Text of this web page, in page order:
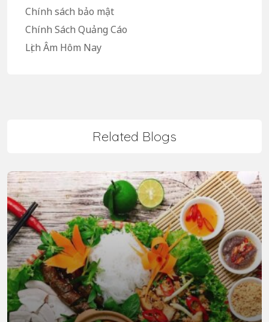
Chính sách bảo mật
Chính Sách Quảng Cáo
Lịch Âm Hôm Nay
Related Blogs